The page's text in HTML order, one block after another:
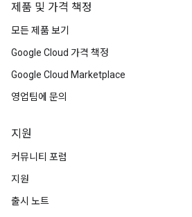
제품 및 가격 책정
모든 제품 보기
Google Cloud 가격 책정
Google Cloud Marketplace
영업팀에 문의
지원
커뮤니티 포럼
지원
출시 노트